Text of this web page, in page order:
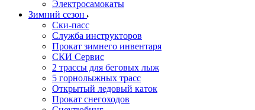
Электросамокаты
Зимний сезон
Ски-пасс
Служба инструкторов
Прокат зимнего инвентаря
СКИ Сервис
2 трассы для беговых лыж
5 горнолыжных трасс
Открытый ледовый каток
Прокат снегоходов